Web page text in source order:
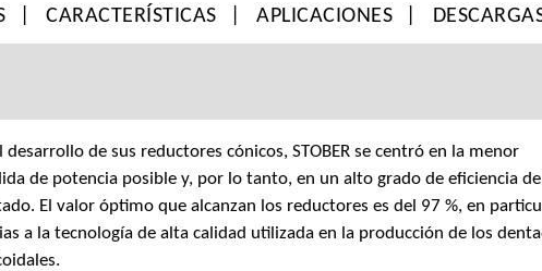
CARACTERÍSTICAS APLICACIONES
desarrollo de sus reductores cónicos, STOBER se centró en la menor
de potencia posible y, por lo tanto, en un alto grado de eficiencia
El valor óptimo que alcanzan los reductores es del 97 %, en
a la tecnología de alta calidad utilizada en la producción de los